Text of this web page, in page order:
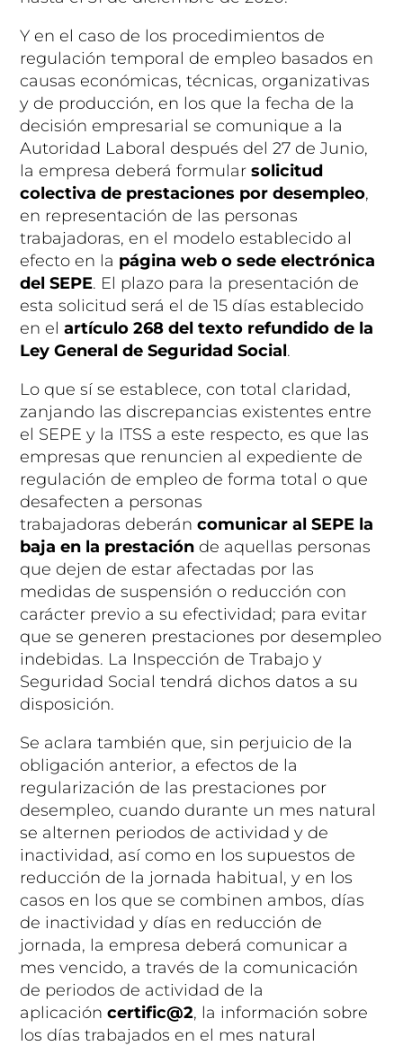
Y en el caso de los procedimientos de
regulación temporal de empleo basados en
causas económicas, técnicas, organizativas
y de producción, en los que la fecha de la
decisión empresarial se comunique a la
Autoridad Laboral después del 27 de Junio,
la empresa deberá formularsolicitud
colectiva de prestaciones por desempleo,
en representación de las personas
trabajadoras, en el modelo establecido al
efecto en la página web o sede electrónica
del SEPE. El plazo para la presentación de
esta solicitud será el de 15 días establecido
en elartículo 268 del texto refundido de la
Ley General de Seguridad Social.
Lo que sí se establece, con total claridad,
zanjando las discrepancias existentes entre
el SEPE y la ITSS a este respecto, es que las
empresas que renuncien al expediente de
regulación de empleo de forma total o que
desafecten a personas
trabajadoras deberáncomunicar al SEPE la
baja en la prestación de aquellas personas
que dejen de estar afectadas por las
medidas de suspensión o reducción con
carácter previo a su efectividad; para evitar
que se generen prestaciones por desempleo
indebidas. La Inspección de Trabajo y
Seguridad Social tendrá dichos datos a su
disposición.
Se aclara también que, sin perjuicio de la
obligación anterior, a efectos de la
regularización de las prestaciones por
desempleo, cuando durante un mes natural
se alternen periodos de actividad y de
inactividad, así como en los supuestos de
reducción de la jornada habitual, y en los
casos en los que se combinen ambos, días
de inactividad y días en reducción de
jornada, la empresa deberá comunicar a
mes vencido, a través de la comunicación
de periodos de actividad de la
aplicacióncertific@2, la información sobre
los días trabajados en el mes natural